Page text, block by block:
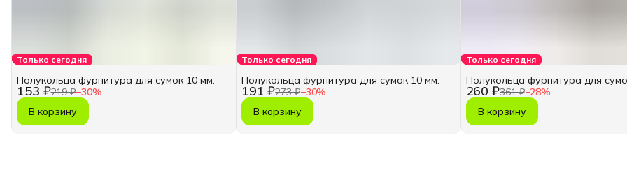
Только сегодня
153 ₽219 ₽−30%
Полукольца фурнитура для сумок 10 мм.
В корзину
Только сегодня
191 ₽273 ₽−30%
Полукольца фурнитура для сумок 10 мм.
В корзину
Только сегодня
260 ₽361 ₽−28%
Полукольца фурнитура для
В корзину